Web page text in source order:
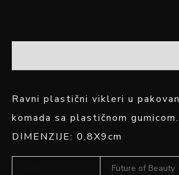
Ravni plastični vikleri u
komada sa plastičnom gumicom.
DIMENZIJE: 0,8X9cm
Future of Beauty